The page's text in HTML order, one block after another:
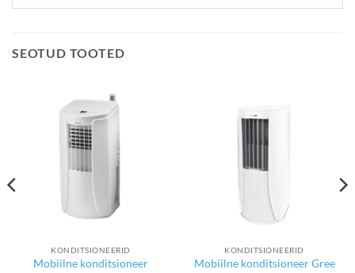
SEOTUD TOOTED
KONDITSIONEERID
Mobiilne konditsioneer
KONDITSIONEERID
Mobiilne konditsioneer Gree